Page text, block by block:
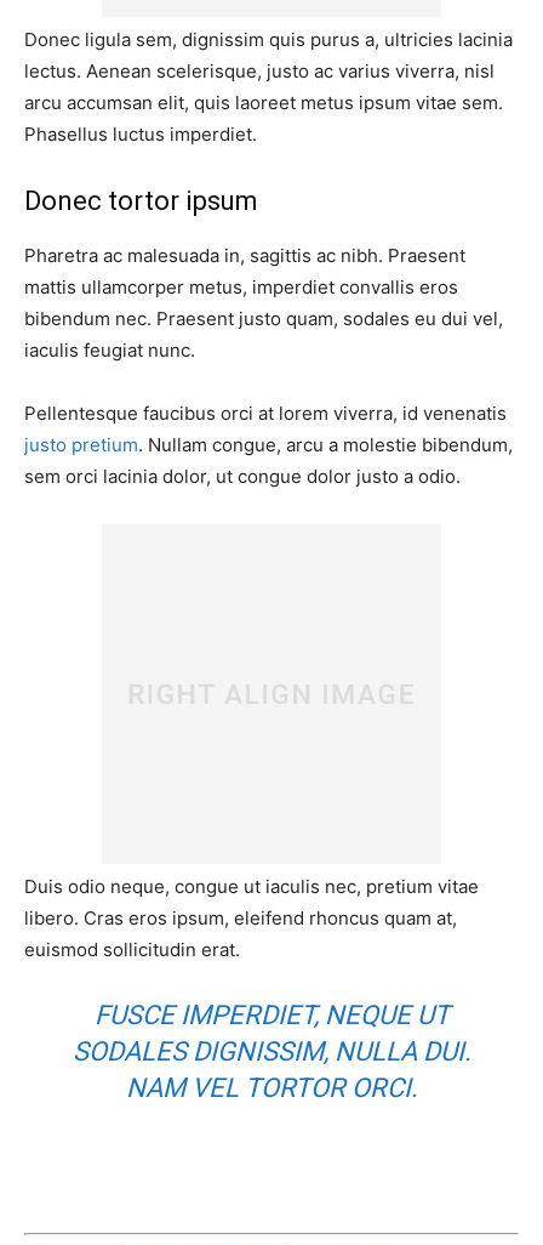
Donec ligula sem, dignissim quis purus a, ultricies lacinia
lectus. Aenean scelerisque, justo ac varius viverra, nisl
arcu accumsan elit, quis laoreet metus ipsum vitae sem.
Phasellus luctus imperdiet.
Donec tortor ipsum
Pharetra ac malesuada in, sagittis ac nibh. Praesent
mattis ullamcorper metus, imperdiet convallis eros
bibendum nec. Praesent justo quam, sodales eu dui vel,
iaculis feugiat nunc.
Pellentesque faucibus orci at lorem viverra, id venenatis
justo pretium. Nullam congue, arcu a molestie bibendum,
sem orci lacinia dolor, ut congue dolor justo a odio.
Duis odio neque, congue ut iaculis nec, pretium vitae
libero. Cras eros ipsum, eleifend rhoncus quam at,
euismod sollicitudin erat.
FUSCE IMPERDIET, NEQUE UT
SODALES DIGNISSIM, NULLA DUI.
NAM VEL TORTOR ORCI.